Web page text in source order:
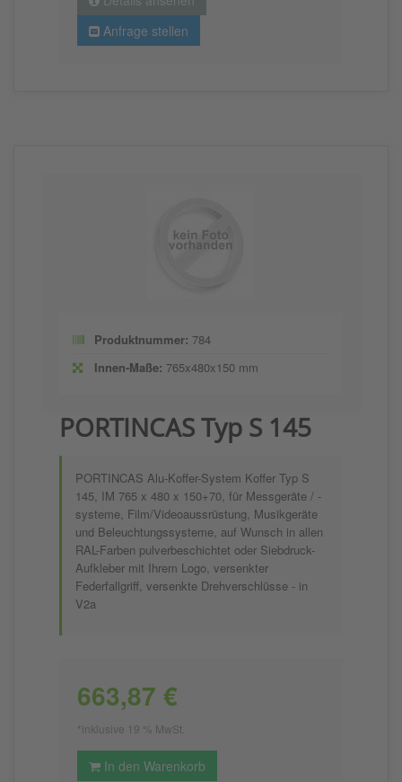
Anfrage stellen
Produktnummer: 784
Innen-Maße: 765x480x150 mm
PORTINCAS Typ S 145
PORTINCAS Alu-Koffer-System Koffer Typ S
145, IM 765 x 480 x 150+70, für Messgeräte / -
systeme, Film/Videoaussrüstung, Musikgeräte
und Beleuchtungssysteme, auf Wunsch in allen
RAL-Farben pulverbeschichtet oder Siebdruck-
Aufkleber mit Ihrem Logo, versenkter
Federfallgriff, versenkte Drehverschlüsse - in
V2a
663,87 €
*inklusive 19 % MwSt.
In den Warenkorb